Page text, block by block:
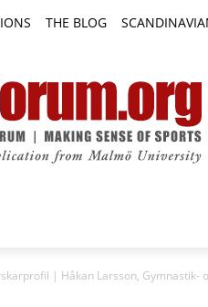
THE BLOG
| Håkan Larsson, Gymnastik-